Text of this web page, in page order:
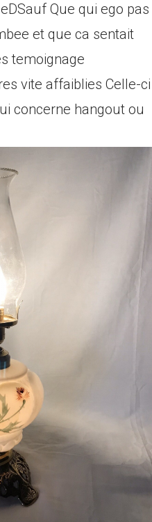
Que qui ego pas
et que ca sentait
temoignage
vite affaiblies Celle-ci
concerne hangout ou